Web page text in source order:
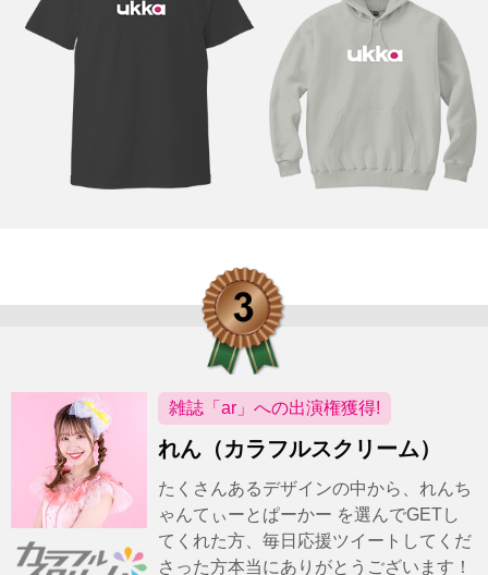
雑誌「ar」への出演権獲得!
れん（カラフルスクリーム）
たくさんあるデザインの中から、れんち
ゃんてぃーとぱーかー を選んでGETし
てくれた方、毎日応援ツイートしてくだ
さった方本当にありがとうございます！